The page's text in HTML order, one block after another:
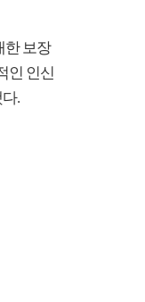
한 보장
인 인신
.